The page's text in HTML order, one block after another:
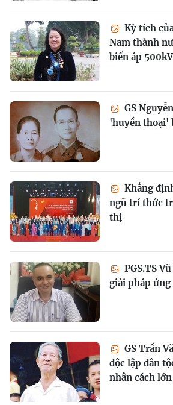
Kỳ tích
Nam thành
biến áp 500kV
GS
'huyền thoại'
Khẳng
ngũ trí thức
thị
PGS.TS
giải pháp
GS Trần
độc lập dân
nhân cách lớn